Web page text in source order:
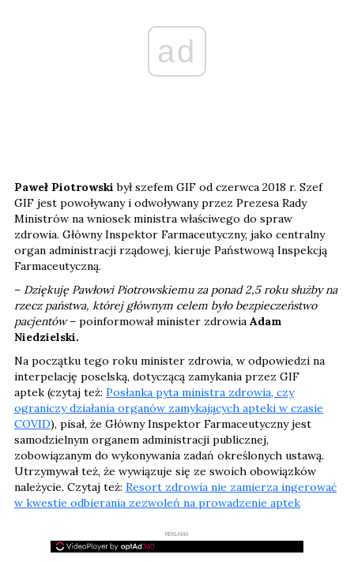
ad
Paweł Piotrowskibył szefem GIF od czerwca 2018 r. Szef
GIF jest powoływany i odwoływany przez Prezesa Rady
Ministrów na wniosek ministra właściwego do spraw
zdrowia. Główny Inspektor Farmaceutyczny, jako centralny
organ administracji rządowej, kieruje Państwową Inspekcją
Farmaceutyczną.
– Dziękuję Pawłowi Piotrowskiemu za ponad 2,5 roku służby na
rzecz państwa, której głównym celem było bezpieczeństwo
pacjentów– poinformował minister zdrowia Adam
Niedzielski.
Na początku tego roku minister zdrowia, w odpowiedzi na
interpelację poselską, dotyczącą zamykania przez GIF
aptek (czytaj też: Posłanka pyta ministra zdrowia, czy
ograniczy działania organów zamykających apteki w czasie
COVID), pisał, że Główny Inspektor Farmaceutyczny jest
samodzielnym organem administracji publicznej,
zobowiązanym do wykonywania zadań określonych ustawą.
Utrzymywał też, że wywiązuje się ze swoich obowiązków
należycie. Czytaj też: Resort zdrowia nie zamierza ingerować
w kwestie odbierania zezwoleń na prowadzenie aptek
REKLAMA